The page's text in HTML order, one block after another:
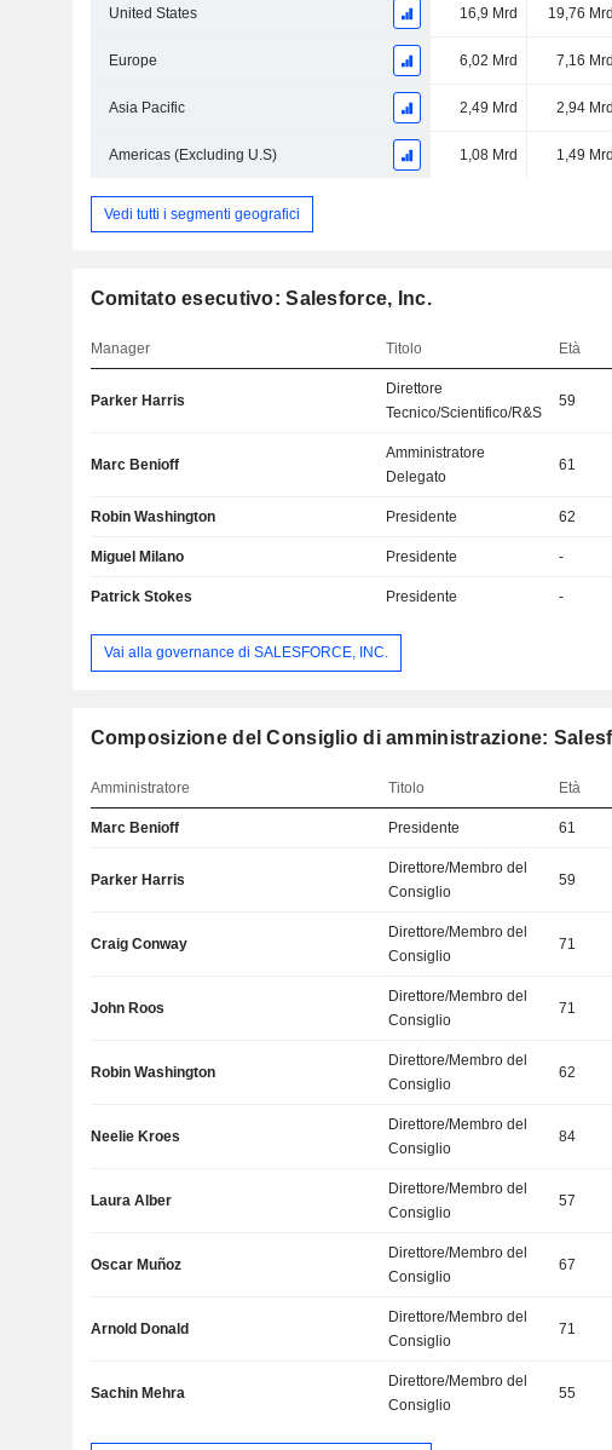
United States 16,9 Mrd 19,76 Mrd
Europe 6,02 Mrd 7,16 Mrd
Asia Pacific 2,49 Mrd 2,94 Mrd
Americas (Excluding U.S) 1,08 Mrd 1,49 Mrd
Vedi tutti i segmenti geografici
Comitato esecutivo: Salesforce, Inc.
Manager Titolo Età
Parker Harris
Direttore
Tecnico/Scientifico/R&S
59
Marc Benioff
Amministratore
Delegato
61
Robin Washington Presidente 62
Miguel Milano Presidente -
Patrick Stokes Presidente -
Vai alla governance di SALESFORCE, INC.
Composizione del Consiglio di amministrazione:
Amministratore Titolo Età
Marc Benioff Presidente 61
Parker Harris
Direttore/Membro del
Consiglio
59
Craig Conway
Direttore/Membro del
Consiglio
71
John Roos
Direttore/Membro del
Consiglio
71
Robin Washington
Direttore/Membro del
Consiglio
62
Neelie Kroes
Direttore/Membro del
Consiglio
84
Laura Alber
Direttore/Membro del
Consiglio
57
Oscar Muñoz
Direttore/Membro del
Consiglio
67
Arnold Donald
Direttore/Membro del
Consiglio
71
Sachin Mehra
Direttore/Membro del
Consiglio
55